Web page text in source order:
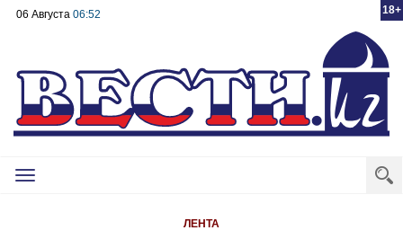
18+
06 Августа 06:52
Toggle
ЛЕНТА